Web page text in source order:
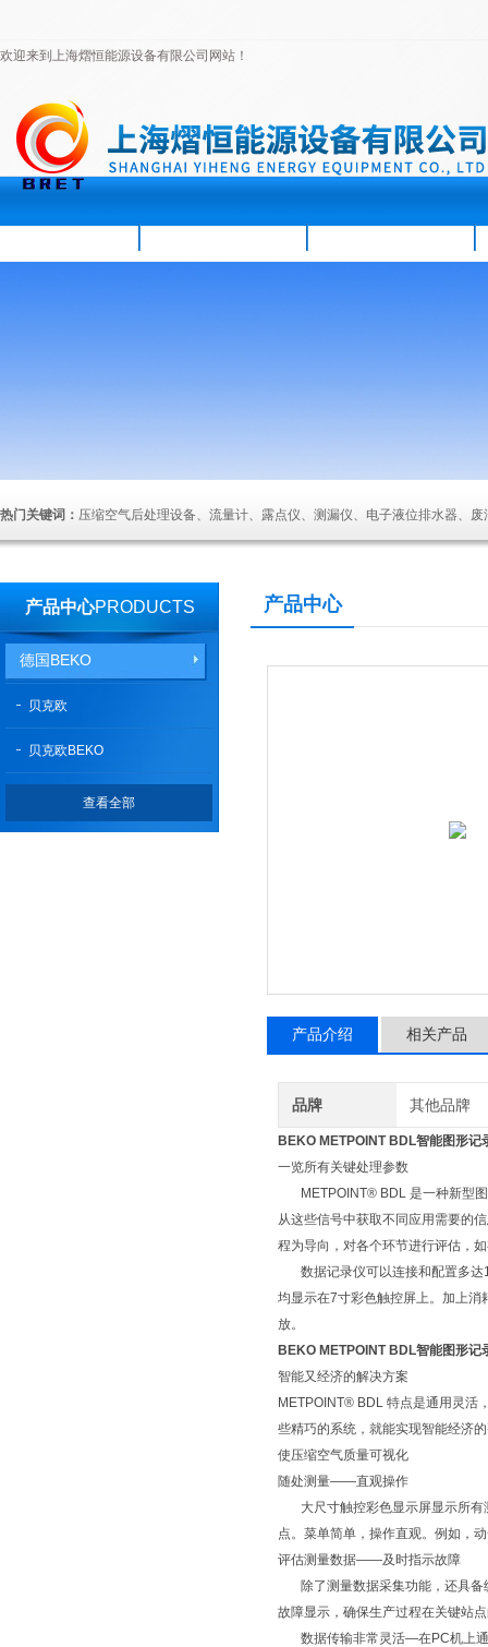
欢迎来到上海熠恒能源设备有限公司网站！
热门关键词： 压缩空气后处理设备、流量计、露点仪、测漏仪、电子液位排水器、
产品中心PRODUCTS
德国BEKO
贝克欧
贝克欧BEKO
查看全部
产品中心
产品介绍 相关产品
品牌 其他品牌
BEKO METPOINT BDL智能图形记
一览所有关键处理参数
METPOINT® BDL 是一种新型图
从这些信号中获取不同应用需要的
程为导向，对各个环节进行评估，
数据记录仪可以连接和配置多达
均显示在7寸彩色触控屏上。加上
放。
BEKO METPOINT BDL智能图形记
智能又经济的解决方案
METPOINT® BDL 特点是通用灵活
些精巧的系统，就能实现智能经济
使压缩空气质量可视化
随处测量——直观操作
大尺寸触控彩色显示屏显示所有
点。菜单简单，操作直观。例如，
评估测量数据——及时指示故障
除了测量数据采集功能，还具备
故障显示，确保生产过程在关键站
数据传输非常灵活—在PC机上通